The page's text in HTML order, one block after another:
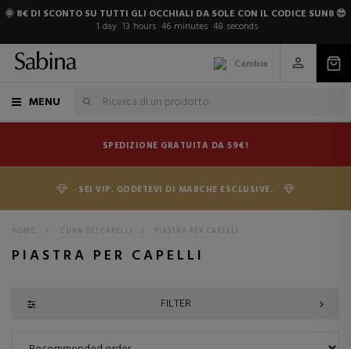
🌞 8€ DI SCONTO SU TUTTI GLI OCCHIALI DA SOLE CON IL CODICE SUN8 😎
1 day 13 hours 46 minutes 47 seconds
Cambia
MENU
SPEDIZIONE GRATUITA DA 59€!
SEI VIP. GODETEVI DI MARCHE ESCLUSIVE.
HOME > CURA DEI CAPELLI > PIASTRA PER CAPELLI
PIASTRA PER CAPELLI
FILTER